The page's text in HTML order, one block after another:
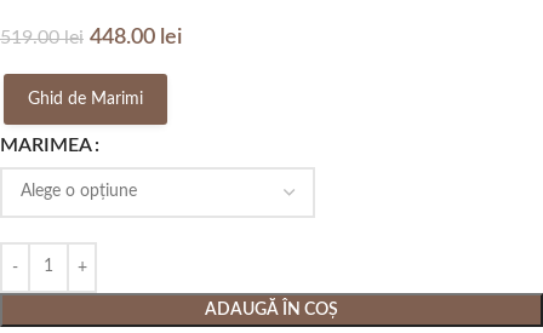
519.00lei 448.00 lei
Ghid de Marimi
MARIMEA
ADAUGĂ ÎN COȘ